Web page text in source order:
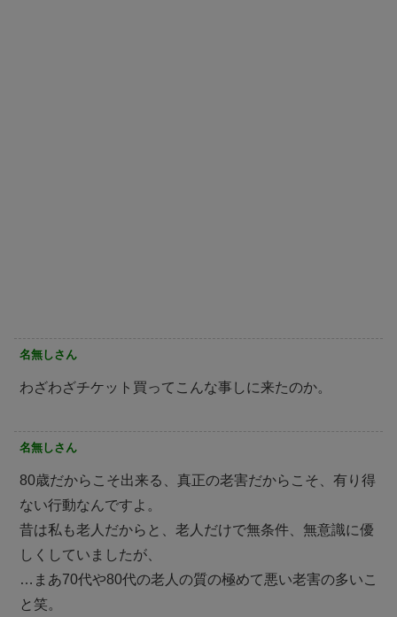
名無しさん
わざわざチケット買ってこんな事しに来たのか。
名無しさん
80歳だからこそ出来る、真正の老害だからこそ、有り得
ない行動なんですよ。
昔は私も老人だからと、老人だけで無条件、無意識に優
しくしていましたが、
…まあ70代や80代の老人の質の極めて悪い老害の多いこ
と笑。